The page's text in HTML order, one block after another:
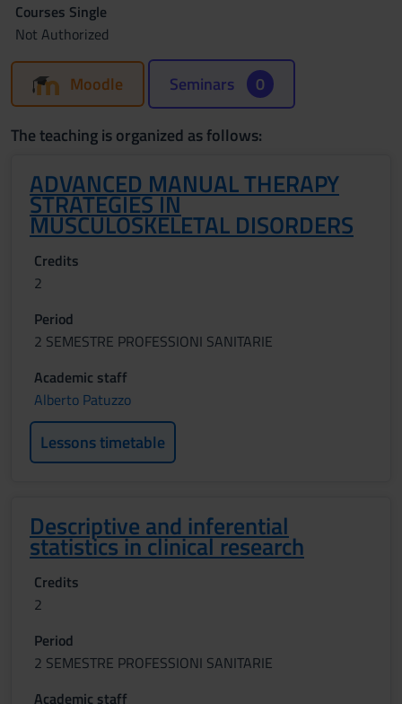
Courses Single
Not Authorized
Moodle Seminars 0
The teaching is organized as follows:
ADVANCED MANUAL THERAPY
STRATEGIES IN
MUSCULOSKELETAL DISORDERS
Credits
2
Period
2 SEMESTRE PROFESSIONI SANITARIE
Academic staff
Alberto Patuzzo
Lessons timetable
Descriptive and inferential
statistics in clinical research
Credits
2
Period
2 SEMESTRE PROFESSIONI SANITARIE
Academic staff